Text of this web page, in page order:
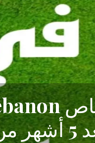
نجاح
الأولى